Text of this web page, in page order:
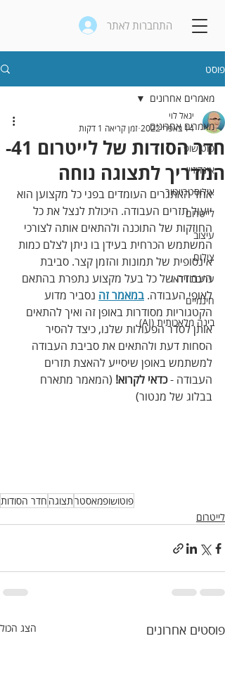
התחברות לאתר
פוסט
מאמרים אחרונים
פוטושופ
אינדיזיין
אילוסטרייטור
לייטרום
עיצוב
צילום
עריכת וידאו
חינמיים
בינה מלאכותית (AI)
מאמרים אחרונים
חדר הסודות של לייטרום 41-
המדריך לתצוגה נוחה
יגאל לוי
14 באפר׳ 2022
זמן קריאה 1 דקות
אחד האתגרים העומדים בפני כל מקצוען הוא
ייעול תזרים העבודה. היכולת לנצל את כל
החוזקות של התוכנה ולהתאים אותה לצורכי
המשתמש הכרחית בעידן בו ניתן לצלם כמות
אינסופית של תמונות והזמן קצר. סביבת
העבודה של כל בעל מקצוע נתפרת בהתאם
לאופי העבודה. במאמר זה נסביר מדוע
הקטגוריות מסודרות באופן זה ואיך להתאים
אותן לסדר הפעולות שלנו, כיצד להסיר
הסחות דעת ולהתאים את סביבת העבודה
למשתמש באופן שיסייע להאצת תזרים
העבודה - כדאי לקרוא! (המאמר מתארח
בבלוג של מנטור)
פוטושופמאסטרתצוגה חדר הסודות
לייטרום
פוסטים אחרונים הצג הכול